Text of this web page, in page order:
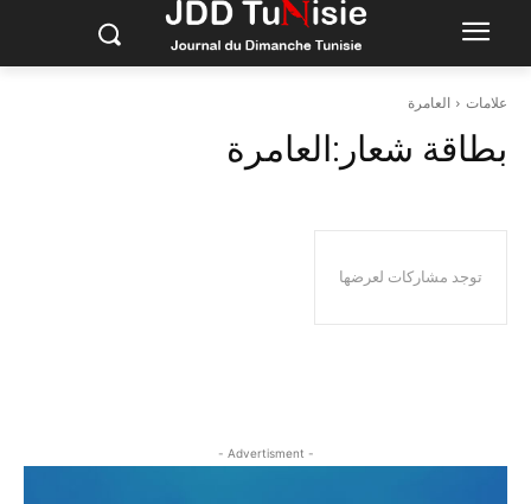
علامات العامرة
بطاقة شعار:العامرة
توجد مشاركات لعرضها
- Advertisment -